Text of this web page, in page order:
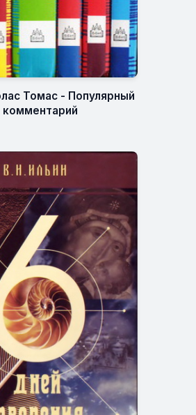
Томас - Популярный
комментарий